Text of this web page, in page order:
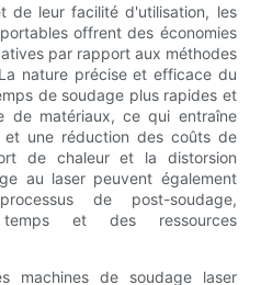
de leur facilité d'utilisation, les
offrent des économies
par rapport aux méthodes
nature précise et efficace du
de soudage plus rapides et
de matériaux, ce qui entraîne
une réduction des coûts de
de chaleur et la distorsion
au laser peuvent également
de post-soudage,
et des ressources
machines de soudage laser